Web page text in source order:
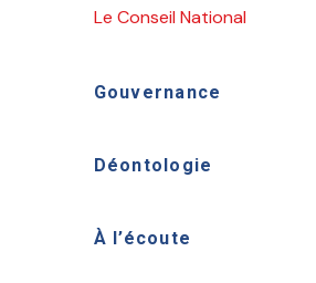
Le Conseil National
Gouvernance
Déontologie
À l’écoute